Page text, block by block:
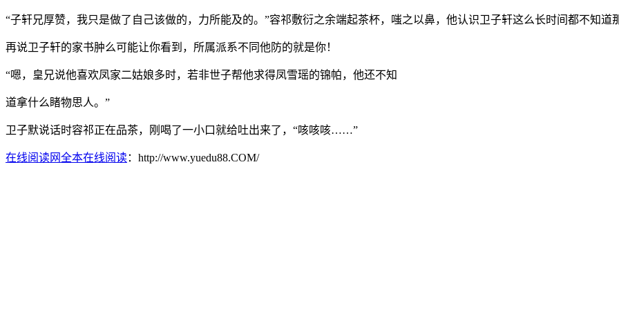
“子轩兄厚赞，我只是做了自己该做的，力所能及的。”容祁敷衍之余端起茶杯，嗤之以鼻，他认识卫子轩这么长时间都不知道
再说卫子轩的家书肿么可能让你看到，所属派系不同他防的就是你！
“嗯，皇兄说他喜欢凤家二姑娘多时，若非世子帮他求得凤雪瑶的锦帕，他还不知
道拿什么睹物思人。”
卫子默说话时容祁正在品茶，刚喝了一小口就给吐出来了，“咳咳咳……”
在线阅读网全本在线阅读：http://www.yuedu88.COM/